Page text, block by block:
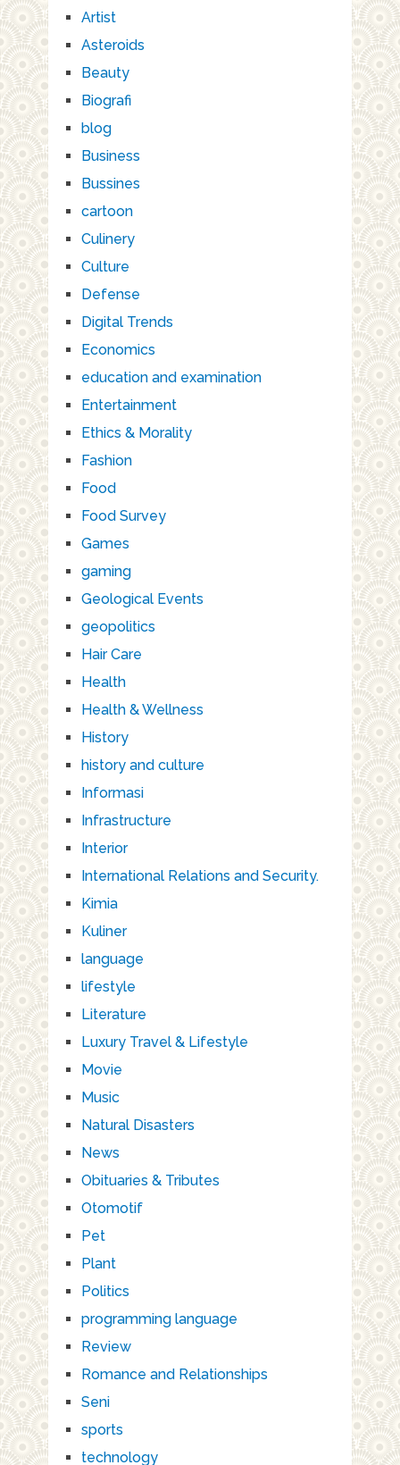
Artist
Asteroids
Beauty
Biografi
blog
Business
Bussines
cartoon
Culinery
Culture
Defense
Digital Trends
Economics
education and examination
Entertainment
Ethics & Morality
Fashion
Food
Food Survey
Games
gaming
Geological Events
geopolitics
Hair Care
Health
Health & Wellness
History
history and culture
Informasi
Infrastructure
Interior
International Relations and Security.
Kimia
Kuliner
language
lifestyle
Literature
Luxury Travel & Lifestyle
Movie
Music
Natural Disasters
News
Obituaries & Tributes
Otomotif
Pet
Plant
Politics
programming language
Review
Romance and Relationships
Seni
sports
technology